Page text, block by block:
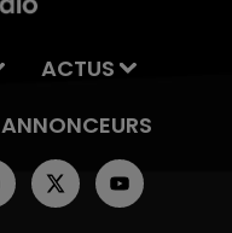
ACTUS
ANNONCEURS